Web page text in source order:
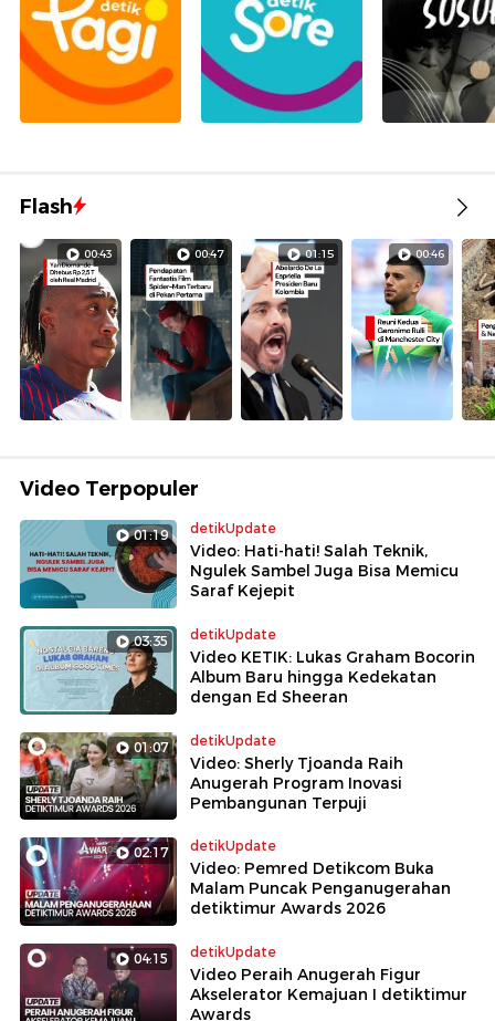
Flash
00:43 00:47 01:15 00:46
Video Terpopuler
01:19 detikUpdate
Video: Hati-hati! Salah Teknik,
Ngulek Sambel Juga Bisa Memicu
Saraf Kejepit
03:35 detikUpdate
Video KETIK: Lukas Graham Bocorin
Album Baru hingga Kedekatan
dengan Ed Sheeran
01:07 detikUpdate
Video: Sherly Tjoanda Raih
Anugerah Program Inovasi
Pembangunan Terpuji
02:17 detikUpdate
Video: Pemred Detikcom Buka
Malam Puncak Penganugerahan
detiktimur Awards 2026
04:15 detikUpdate
Video Peraih Anugerah Figur
Akselerator Kemajuan I detiktimur
Awards